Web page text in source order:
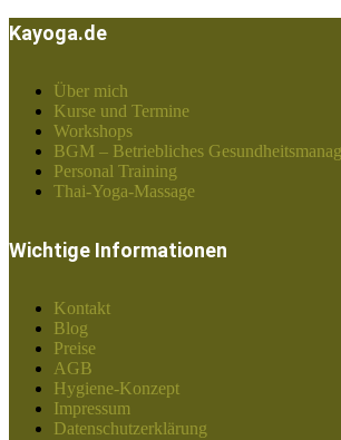
Kayoga.de
Über mich
Kurse und Termine
Workshops
BGM – Betriebliches
Personal Training
Thai-Yoga-Massage
Wichtige Informationen
Kontakt
Blog
Preise
AGB
Hygiene-Konzept
Impressum
Datenschutzerklärung